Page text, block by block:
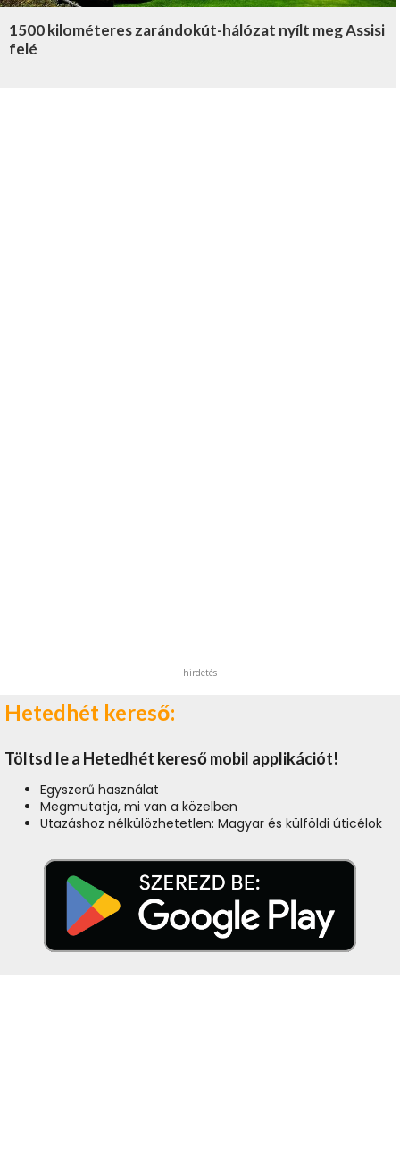
1500 kilométeres zarándokút-hálózat nyílt meg Assisi
felé
hirdetés
Hetedhét kereső:
Töltsd le a Hetedhét kereső mobil applikációt!
Egyszerű használat
Megmutatja, mi van a közelben
Utazáshoz nélkülözhetetlen: Magyar és külföldi úticélok